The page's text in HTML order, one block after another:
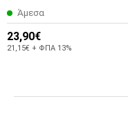
Άμεσα
23,90€
21,15€ + ΦΠΑ 13%